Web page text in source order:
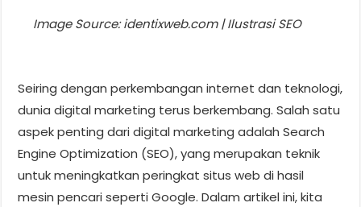
Image Source: identixweb.com | Ilustrasi SEO
Seiring dengan perkembangan internet dan teknologi,
dunia digital marketing terus berkembang. Salah satu
aspek penting dari digital marketing adalah Search
Engine Optimization (SEO), yang merupakan teknik
untuk meningkatkan peringkat situs web di hasil
mesin pencari seperti Google. Dalam artikel ini, kita